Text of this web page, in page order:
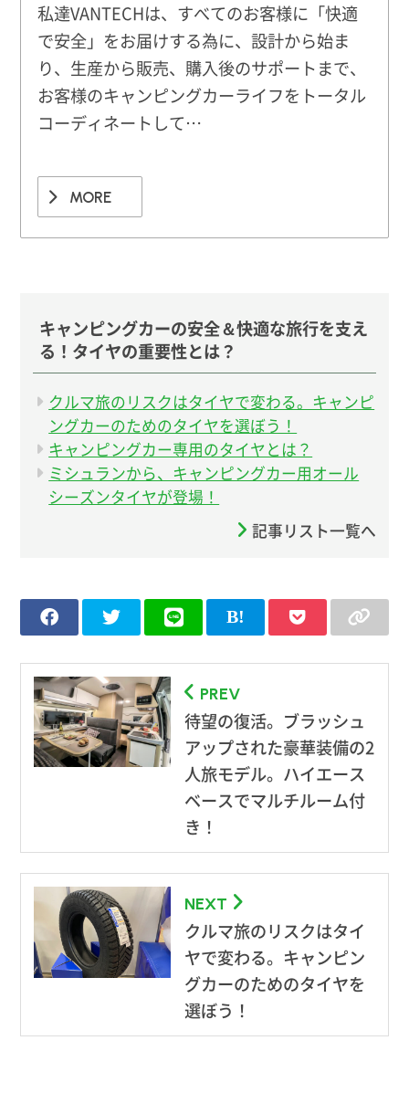
私達VANTECHは、すべてのお客様に「快適
で安全」をお届けする為に、設計から始ま
り、生産から販売、購入後のサポートまで、
お客様のキャンピングカーライフをトータル
コーディネートして…
MORE
キャンピングカーの安全＆快適な旅行を支え
る！タイヤの重要性とは？
クルマ旅のリスクはタイヤで変わる。キャンピ
ングカーのためのタイヤを選ぼう！
キャンピングカー専用のタイヤとは？
ミシュランから、キャンピングカー用オール
シーズンタイヤが登場！
記事リスト一覧へ
PREV
待望の復活。ブラッシュ
アップされた豪華装備の2
人旅モデル。ハイエース
ベースでマルチルーム付
き！
NEXT
クルマ旅のリスクはタイ
ヤで変わる。キャンピン
グカーのためのタイヤを
選ぼう！